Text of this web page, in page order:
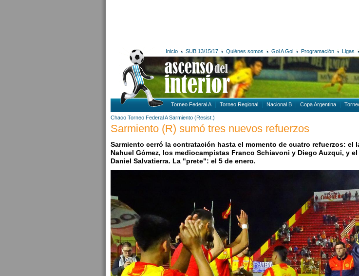
Inicio SUB 13/15/17 Quiénes somos Gol A Gol Programación Ligas
Torneo Federal A Torneo Regional Nacional B Copa Argentina
Chaco Torneo Federal A Sarmiento (Resist.)
Sarmiento (R) sumó tres nuevos refuerzos
Sarmiento cerró la contratación hasta el momento de cuatro refuerzos: el
Nahuel Gómez, los mediocampistas Franco Schiavoni y Diego Auzqui, y
Daniel Salvatierra. La "prete": el 5 de enero.